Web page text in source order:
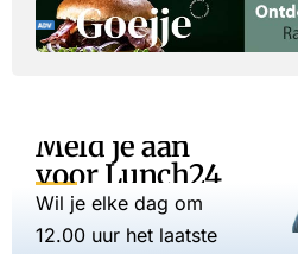
Meld je aan
voor Lunch24
Wil je elke dag om
12.00 uur het laatste